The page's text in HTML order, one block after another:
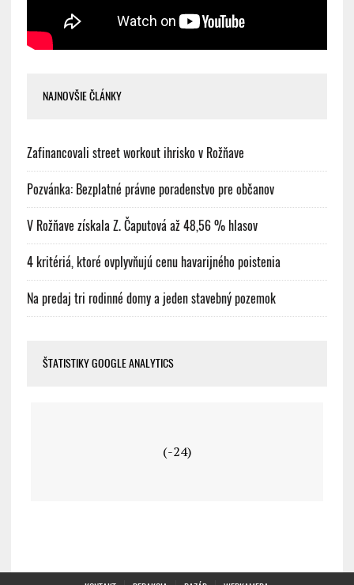
NAJNOVŠIE ČLÁNKY
Zafinancovali street workout ihrisko v Rožňave
Pozvánka: Bezplatné právne poradenstvo pre občanov
V Rožňave získala Z. Čaputová až 48,56 % hlasov
4 kritériá, ktoré ovplyvňujú cenu havarijného poistenia
Na predaj tri rodinné domy a jeden stavebný pozemok
ŠTATISTIKY GOOGLE ANALYTICS
(-24)